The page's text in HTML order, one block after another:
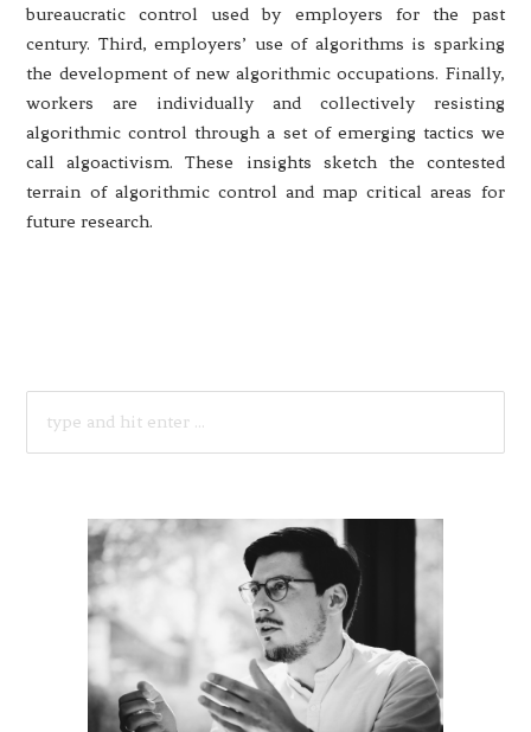
bureaucratic control used by employers for the past
century. Third, employers’ use of algorithms is sparking
the development of new algorithmic occupations. Finally,
workers are individually and collectively resisting
algorithmic control through a set of emerging tactics we
call algoactivism. These insights sketch the contested
terrain of algorithmic control and map critical areas for
future research.
FOR: